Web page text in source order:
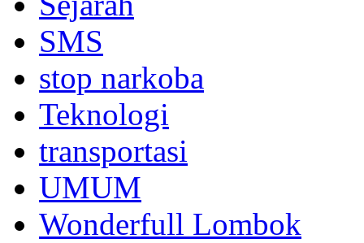
SMS
stop narkoba
Teknologi
transportasi
UMUM
Wonderfull Lombok